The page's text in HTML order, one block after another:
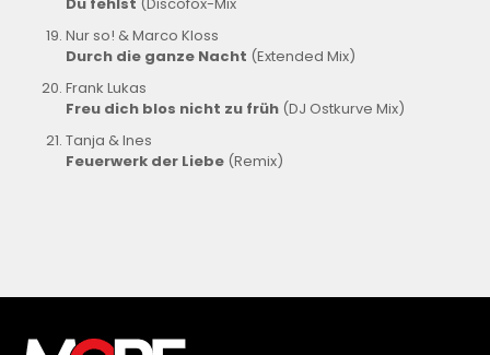
Nur so! & Marco Kloss
Durch die ganze Nacht (Extended Mix)
Frank Lukas
Freu dich blos nicht zu früh (DJ Ostkurve Mix)
Tanja & Ines
Feuerwerk der Liebe (Remix)